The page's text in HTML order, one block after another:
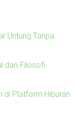
Untung Tanpa
dan Filosofi
di Platform Hiburan